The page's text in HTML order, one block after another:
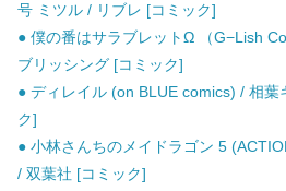
号 ミツル / リブレ [コミック]
● 僕の番はサラブレットΩ （G−Lish
ブリッシング [コミック]
● ディレイル (on BLUE comics) / 相葉
ク]
● 小林さんちのメイドラゴン 5
/ 双葉社 [コミック]